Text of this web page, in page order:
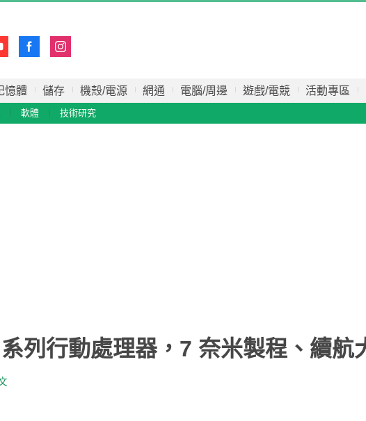
憶體 儲存 機殼/電源 網通 電腦/周邊 遊戲/電競 活動專區
軟體 技術研究
列行動處理器，7 奈米製程、續航